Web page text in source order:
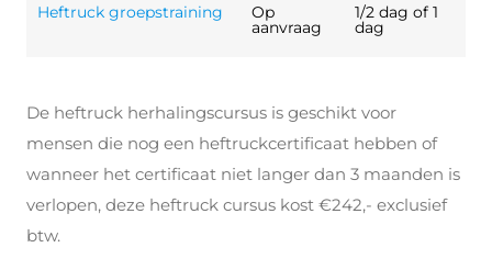
Heftruck groepstraining Op
aanvraag
1/2 dag of 1
dag
De heftruck herhalingscursus is geschikt voor
mensen die nog een heftruckcertificaat hebben of
wanneer het certificaat niet langer dan 3 maanden is
verlopen, deze heftruck cursus kost €242,- exclusief
btw.